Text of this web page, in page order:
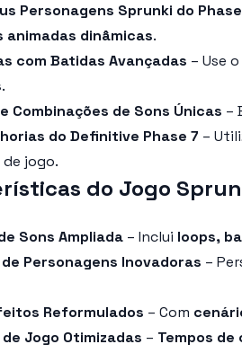
Personagens Sprunki do
animadas dinâmicas.
com Batidas Avançadas – Use o
.
Combinações de Sons Únicas –
do Definitive Phase 7 –
jogo.
do Jogo
Sons Ampliada – Inclui loops,
Personagens Inovadoras –
Reformulados – Com
Jogo Otimizadas – Tempos